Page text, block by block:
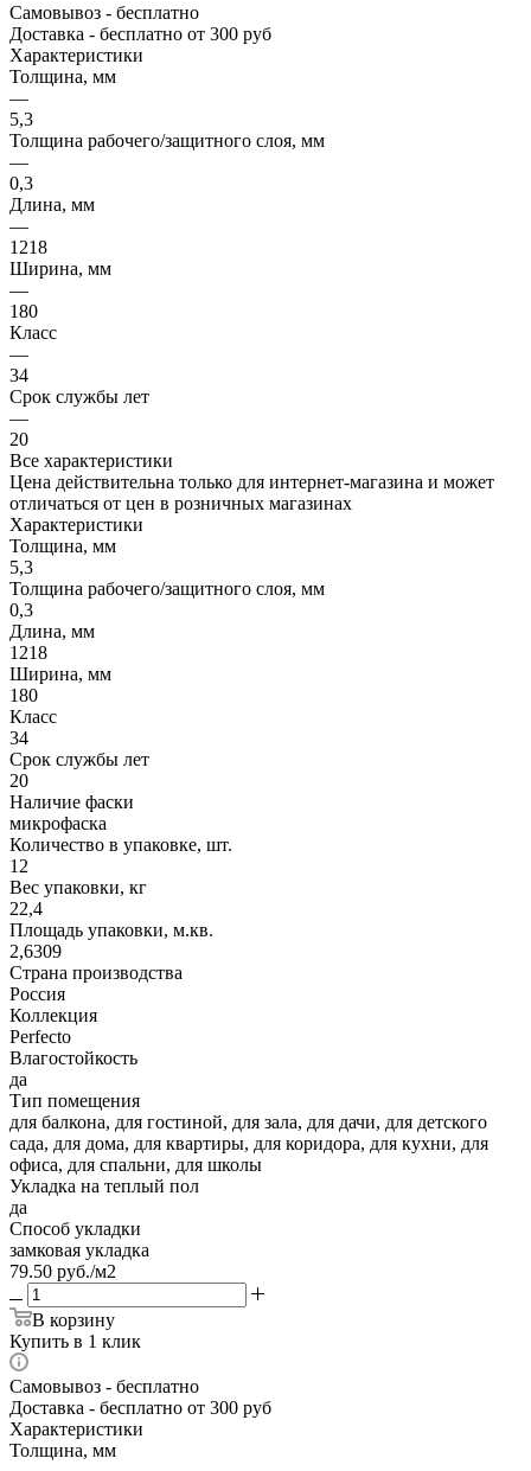
Самовывоз - бесплатно
Доставка - бесплатно от 300 руб
Характеристики
Толщина, мм
—
5,3
Толщина рабочего/защитного слоя, мм
—
0,3
Длина, мм
—
1218
Ширина, мм
—
180
Класс
—
34
Срок службы лет
—
20
Все характеристики
Цена действительна только для интернет-магазина и может
отличаться от цен в розничных магазинах
Характеристики
Толщина, мм
5,3
Толщина рабочего/защитного слоя, мм
0,3
Длина, мм
1218
Ширина, мм
180
Класс
34
Срок службы лет
20
Наличие фаски
микрофаска
Количество в упаковке, шт.
12
Вес упаковки, кг
22,4
Площадь упаковки, м.кв.
2,6309
Страна производства
Россия
Коллекция
Perfecto
Влагостойкость
да
Тип помещения
для балкона, для гостиной, для зала, для дачи, для детского
сада, для дома, для квартиры, для коридора, для кухни, для
офиса, для спальни, для школы
Укладка на теплый пол
да
Способ укладки
замковая укладка
79.50 руб./м2
В корзину
Купить в 1 клик
Самовывоз - бесплатно
Доставка - бесплатно от 300 руб
Характеристики
Толщина, мм